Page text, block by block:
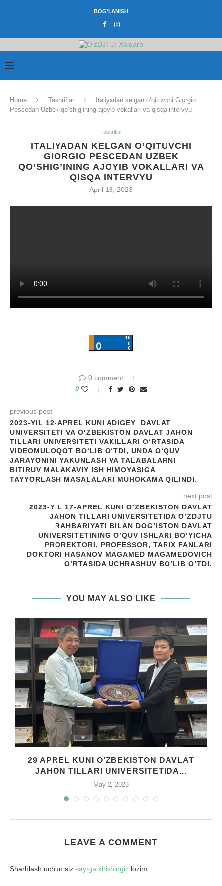
BOG’LANISH
Home Tashriflar
Italiyadan kelgan o’qituvchi Giorgio
Pescedan Uzbek qo’shig’ining ajoyib vokallari va qisqa intervyu
Tashriflar
ITALIYADAN KELGAN O’QITUVCHI
GIORGIO PESCEDAN UZBEK
QO’SHIG’INING AJOYIB VOKALLARI VA
QISQA INTERVYU
April 18, 2023
0 comment
0
previous post
2023-YIL 12-APREL KUNI ADIGEY DAVLAT
UNIVERSITETI VA O‘ZBEKISTON DAVLAT JAHON
TILLARI UNIVERSITETI VAKILLARI O‘RTASIDA
VIDEOMULOQOT BO‘LIB O‘TDI, UNDA O‘QUV
JARAYONINI YAKUNLASH VA TALABALARNI
BITIRUV MALAKAVIY ISH HIMOYASIGA
TAYYORLASH MASALALARI MUHOKAMA QILINDI.
next post
2023-YIL 17-APREL KUNI O’ZBEKISTON DAVLAT
JAHON TILLARI UNIVERSITETIDA O’ZDJTU
RAHBARIYATI BILAN DOG’ISTON DAVLAT
UNIVERSITETINING O’QUV ISHLARI BO’YICHA
PROREKTORI, PROFESSOR, TARIX FANLARI
DOKTORI HASANOV MAGAMED MAGAMEDOVICH
O’RTASIDA UCHRASHUV BO’LIB O’TDI.
YOU MAY ALSO LIKE
29 APREL KUNI O’ZBEKISTON DAVLAT
JAHON TILLARI UNIVERSITETIDA...
May 2, 2023
LEAVE A COMMENT
Sharhlash uchun siz saytga kirishingiz lozim.